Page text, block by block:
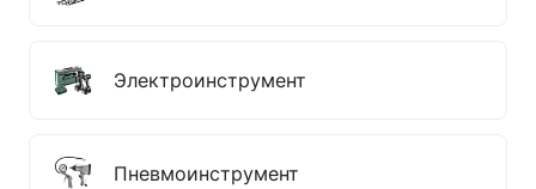
Электроинструмент
Пневмоинструмент